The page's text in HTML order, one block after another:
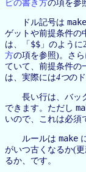
ピの書き方の項を参
ドル記号は make
ゲットや前提条件の
は、「 $$ 」のよう
方の項を参照)。さ
ていて、前提条件の
は、実際には4つの
長い行は、バッ
できます。ただし
いので、これは必須
ルールは make
がいつ古くなるか(
るか、です。